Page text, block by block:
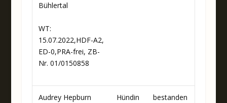
Bühlertal
WT:
15.07.2022,HDF-A2,
ED-0,PRA-frei, ZB-
Nr. 01/0150858
Audrey Hepburn
Hündin bestanden